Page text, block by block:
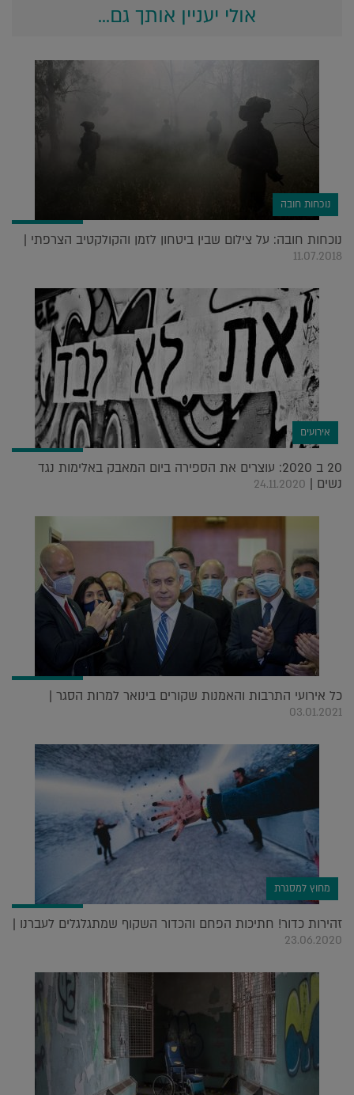
אולי יעניין אותך גם...
נוכחות חובה
נוכחות חובה: על צילום שבין ביטחון לזמן והקולקטיב הצרפתי |
11.07.2018
אירועים
20 ב 2020: עוצרים את הספירה ביום המאבק באלימות נגד
נשים | 24.11.2020
כל אירועי התרבות והאמנות שקורים בינואר למרות הסגר |
03.01.2021
מחוץ למסגרת
זהירות כדור! חתיכות הפחם והכדור השקוף שמתגלגלים לעברנו |
23.06.2020